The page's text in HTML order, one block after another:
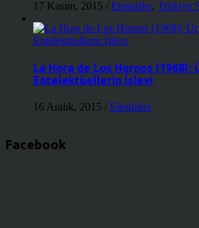
17 Kasım, 2015 / Eleştiriler, Türkiye
La Hora de Los Hornos (1968):
Entelektüellerin İşlevi
16 Aralık, 2015 / Eleştiriler
Facebook